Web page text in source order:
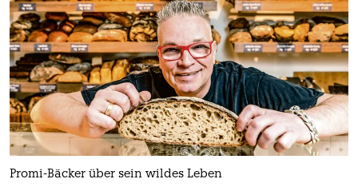
Promi-Bäcker über sein wildes Leben